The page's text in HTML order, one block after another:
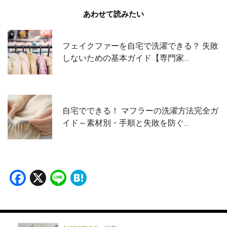
あわせて読みたい
フェイクファーを自宅で洗濯できる？ 失敗
しないための基本ガイド【専門家…
自宅でできる！ マフラーの洗濯方法完全ガ
イド～素材別・手順と失敗を防ぐ…
Facebook
X Line